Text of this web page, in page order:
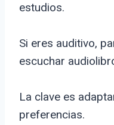
estudios.
Si eres auditivo,
escuchar
La clave es
preferencias.